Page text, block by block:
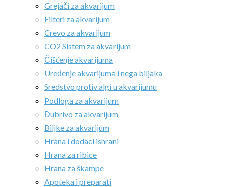
Grejači za akvarijum
Filteri za akvarijum
Crevo za akvarijum
CO2 Sistem za akvarijum
Čišćenje akvarijuma
Uređenje akvarijuma i nega biljaka
Sredstvo protiv algi u akvarijumu
Podloga za akvarijum
Đubrivo za akvarijum
Biljke za akvarijum
Hrana i dodaci ishrani
Hrana za ribice
Hrana za škampe
Apoteka i preparati